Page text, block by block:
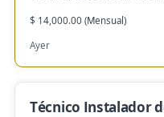
$ 14,000.00 (Mensual)
Ayer
Técnico Instalador